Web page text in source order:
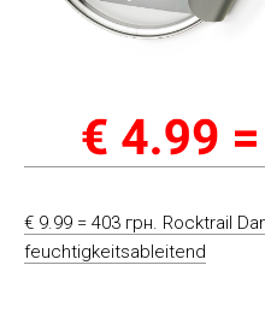
€ 9.99 = 403 грн. Rocktrail
feuchtigkeitsableitend